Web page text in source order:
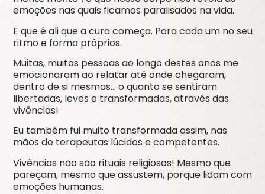
emoções nas quais ficamos paralisados na vida.
E que é ali que acura começa. Para cada um no seu
ritmo e forma próprios.
Muitas, muitas pessoas ao longo destes anos me
emocionaram ao relatar até onde chegaram,
dentro de si mesmas… o quanto se sentiram
libertadas, leves e transformadas, através das
vivências!
Eu também fui muito transformada assim, nas
mãos de terapeutas lúcidos e competentes.
Vivências não são rituais religiosos! Mesmo que
pareçam, mesmo que assustem, porque lidam com
emoções humanas.